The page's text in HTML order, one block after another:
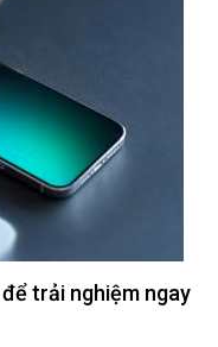
trải nghiệm ngay